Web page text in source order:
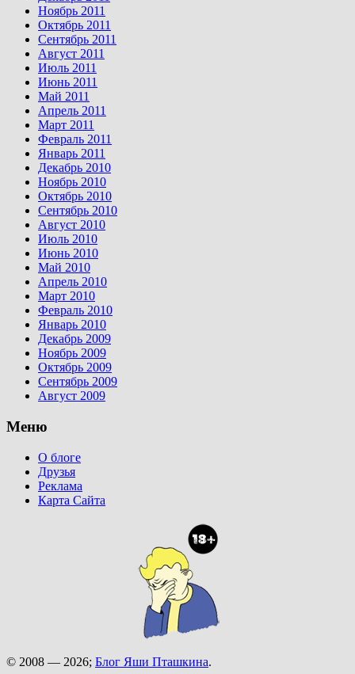
Ноябрь 2011
Октябрь 2011
Сентябрь 2011
Август 2011
Июль 2011
Июнь 2011
Май 2011
Апрель 2011
Март 2011
Февраль 2011
Январь 2011
Декабрь 2010
Ноябрь 2010
Октябрь 2010
Сентябрь 2010
Август 2010
Июль 2010
Июнь 2010
Май 2010
Апрель 2010
Март 2010
Февраль 2010
Январь 2010
Декабрь 2009
Ноябрь 2009
Октябрь 2009
Сентябрь 2009
Август 2009
Меню
О блоге
Друзья
Реклама
Карта Сайта
© 2008 — 2026; Блог Яши Пташкина.